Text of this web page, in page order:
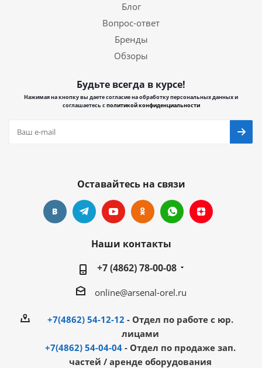
Блог
Вопрос-ответ
Бренды
Обзоры
Будьте всегда в курсе!
Нажимая на кнопку вы даете согласие на обработку персональных данных и
соглашаетесь сполитикой конфиденциальности
Оставайтесь на связи
Наши контакты
+7 (4862) 78-00-08
online@arsenal-orel.ru
+7(4862) 54-12-12 - Отдел по работе с юр.
лицами
+7(4862) 54-04-04 - Отдел по продаже зап.
частей / аренде оборудования